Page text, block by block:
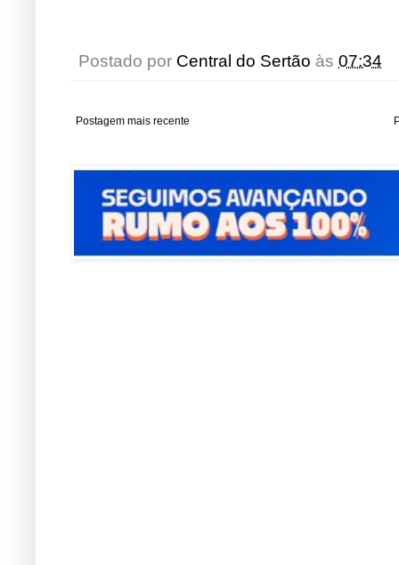
Postado por Central do Sertão às 07:34
Postagem mais recente